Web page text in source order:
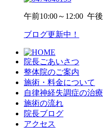
午前10:00～12:00 午後
ブログ更新中！
院長ごあいさつ
整体院のご案内
施術・料金について
自律神経失調症の治療
施術の流れ
院長ブログ
アクセス